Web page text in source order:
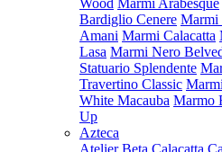
Wood Marmi Arabesque
Bardiglio Cenere Marmi
Amani Marmi Calacatta
Lasa Marmi Nero
Statuario Splendente
Travertino Classic
White Macauba Marmo
Up
Azteca